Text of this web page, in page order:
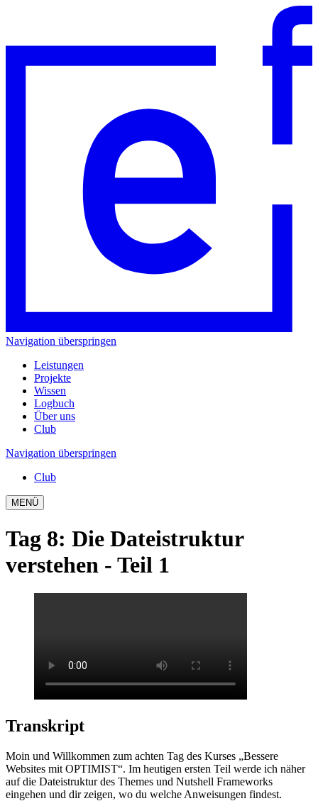
Navigation überspringen
Leistungen
Projekte
Wissen
Logbuch
Über uns
Club
Navigation überspringen
Club
MENÜ
Tag 8: Die Dateistruktur
verstehen - Teil 1
Transkript
Moin und Willkommen zum achten Tag des Kurses „Bessere
Websites mit OPTIMIST“. Im heutigen ersten Teil werde ich näher
auf die Dateistruktur des Themes und Nutshell Frameworks
eingehen und dir zeigen, wo du welche Anweisungen findest.